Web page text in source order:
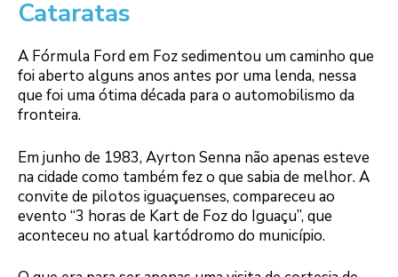
Cataratas
A Fórmula Ford em Foz sedimentou um caminho que
foi aberto alguns anos antes por uma lenda, nessa
que foi uma ótima década para o automobilismo da
fronteira.
Em junho de 1983, Ayrton Senna não apenas esteve
na cidade como também fez o que sabia de melhor. A
convite de pilotos iguaçuenses, compareceu ao
evento “3 horas de Kart de Foz do Iguaçu”, que
aconteceu no atual kartódromo do município.